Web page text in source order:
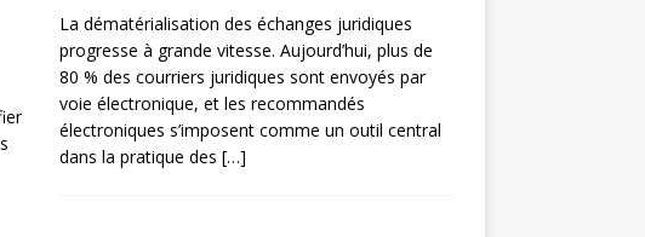
La dématérialisation des échanges juridiques
progresse à grande vitesse. Aujourd’hui, plus de
80 % des courriers juridiques sont envoyés par
voie électronique, et les recommandés
électroniques s’imposent comme un outil central
dans la pratique des […]